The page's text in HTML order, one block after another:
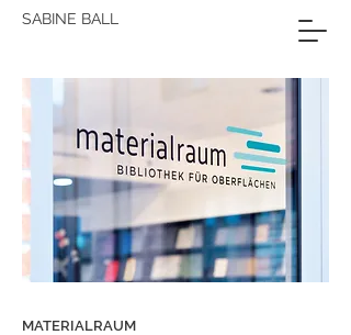
SABINE BALL
MATERIALRAUM